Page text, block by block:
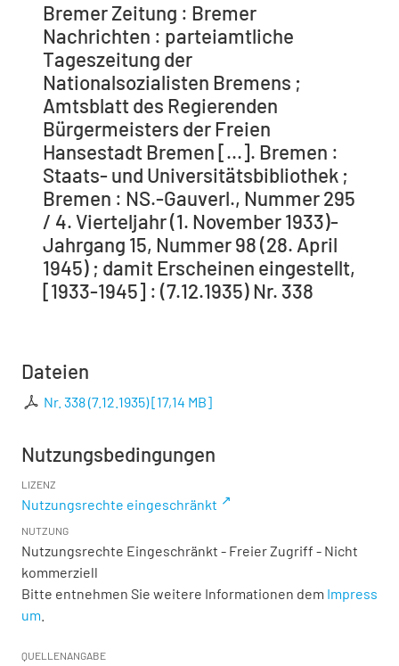
Bremer Zeitung : Bremer
Nachrichten : parteiamtliche
Tageszeitung der
Nationalsozialisten Bremens ;
Amtsblatt des Regierenden
Bürgermeisters der Freien
Hansestadt Bremen [...]. Bremen :
Staats- und Universitätsbibliothek ;
Bremen : NS.-Gauverl., Nummer 295
/ 4. Vierteljahr (1. November 1933)-
Jahrgang 15, Nummer 98 (28. April
1945) ; damit Erscheinen eingestellt,
[1933-1945] : (7.12.1935) Nr. 338
Dateien
Nr. 338 (7.12.1935)[17,14 MB]
Nutzungsbedingungen
LIZENZ
Nutzungsrechte eingeschränkt
NUTZUNG
Nutzungsrechte Eingeschränkt - Freier Zugriff - Nicht
kommerziell
Bitte entnehmen Sie weitere Informationen dem Impress
um
QUELLENANGABE